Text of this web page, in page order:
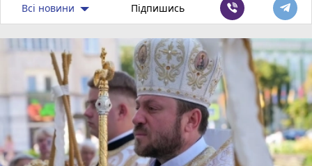
Всі новини Підпишись